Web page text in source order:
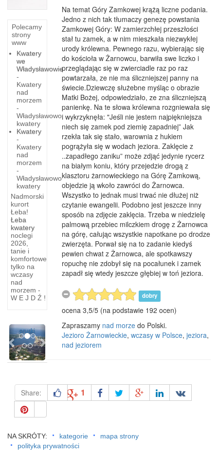
Polecamy
strony
www
Kwatery
we
Władysławowie
-
Kwatery
nad
morzem
-
Władysławowo
kwatery
Kwatery
-
Kwatery
nad
morzem
-
Władysławowo
kwatery
Nadmorski
kurort
Łeba!
Łeba
kwatery
noclegi
2026,
tanie i
komfortowe
tylko na
wczasy
nad
morzem -
W E J D Ź !
Świnoujście
—
Historia
Historia
miasta
Świnoujście.
W roku
pruski
PreviousNext
Na temat Góry Zamkowej krążą liczne podania.
Jedno z nich tak tłumaczy genezę powstania
Zamkowej Góry: W zamierzchłej przeszłości
stał tu zamek, a w nim mieszkała niezwykłej
urody królewna. Pewnego razu, wybierając się
do kościoła w Żarnowcu, barwiła swe liczko i
przeglądając się w zwierciadle raz po raz
powtarzała, ze nie ma śliczniejszej panny na
świecie.Dziewczę służebne myśląc o obrazie
Matki Bożej, odpowiedziało, ze zna śliczniejszą
panienkę. Na te słowa królewna rozgniewała się
i wykrzyknęła: "Jeśli nie jestem najpiękniejsza
niech się zamek pod ziemię zapadniej” Jak
rzekła tak się stało, warownia z hukiem
pogrążyła się w wodach jeziora. Zaklęcie z
..zapadłego zaniku” może zdjąć jedynie rycerz
na białym koniu, który przejedzie drogą z
klasztoru żarnowieckiego na Górę Zamkową,
objedzie ją wkoło zawróci do Żarnowca.
Wszystko to jednak musi trwać nie dłużej niż
czytanie ewangelii. Podobno jest jeszcze inny
sposób na zdjęcie zaklęcia. Trzeba w niedzielę
palmową przebiec milczkiem drogę z Żarnowca
na górę, całując wszystkie napotkane po drodze
zwierzęta. Porwał się na to zadanie kiedyś
pewien chwat z Żarnowca, ale spotkawszy
ropuchę nie zdobył się na pocałunek i zamek
zapadł się wtedy jeszcze głębiej w toń jeziora.
dobry
ocena 3,5/5 (na podstawie 192 ocen)
Zapraszamy nad morze do Polski.
Jezioro Żarnowieckie, wczasy w Polsce, jeziora,
nad jeziorem
Share: 1
NA SKRÓTY: kategorie
mapa strony
polityka prywatności